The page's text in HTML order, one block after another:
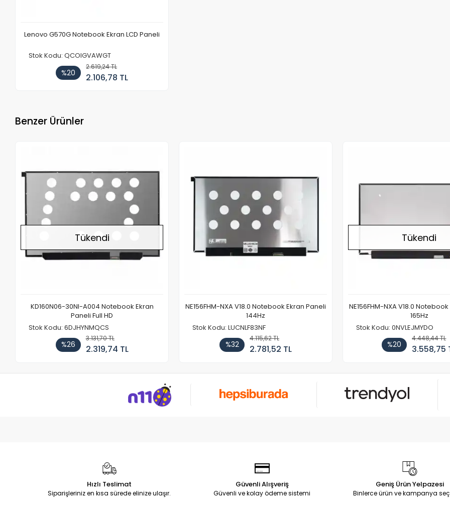
Lenovo G570G Notebook Ekran LCD Paneli
Stok Kodu: QCOIGVAWGT
%20
2.619,24 TL
2.106,78 TL
Benzer Ürünler
Tükendi
KD160N06-30NI-A004 Notebook Ekran
Paneli Full HD
Stok Kodu: 6DJHYNMQCS
%26
3.131,70 TL
2.319,74 TL
NE156FHM-NXA V18.0 Notebook Ekran Paneli
144Hz
Stok Kodu: LUCNLF83NF
%32
4.115,62 TL
2.781,52 TL
Tükendi
NE156FHM-NXA V18.0
165Hz
Stok Kodu: 0NVLEJMYDO
%20
4.448,44 TL
3.558,75
Hızlı Teslimat
Siparişleriniz en kısa sürede elinize ulaşır.
Güvenli Alışveriş
Güvenli ve kolay ödeme sistemi
Geniş Ürün Yelpazesi
Binlerce ürün ve kampanya